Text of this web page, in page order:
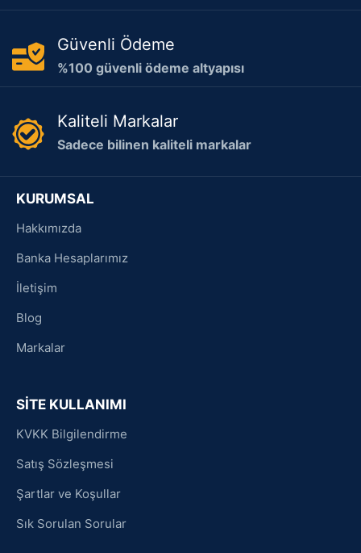
Güvenli Ödeme
%100 güvenli ödeme altyapısı
Kaliteli Markalar
Sadece bilinen kaliteli markalar
KURUMSAL
Hakkımızda
Banka Hesaplarımız
İletişim
Blog
Markalar
SİTE KULLANIMI
KVKK Bilgilendirme
Satış Sözleşmesi
Şartlar ve Koşullar
Sık Sorulan Sorular